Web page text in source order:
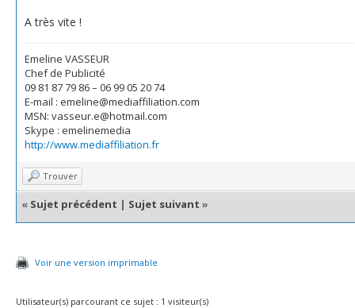
A très vite !
Emeline VASSEUR
Chef de Publicité
09 81 87 79 86 – 06 99 05 20 74
E-mail : emeline@mediaffiliation.com
MSN: vasseur.e@hotmail.com
Skype : emelinemedia
http://www.mediaffiliation.fr
Trouver
« Sujet précédent | Sujet suivant »
Voir une version imprimable
Utilisateur(s) parcourant ce sujet : 1 visiteur(s)